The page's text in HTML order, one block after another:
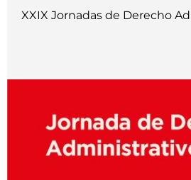
XXIX Jornadas de Derecho